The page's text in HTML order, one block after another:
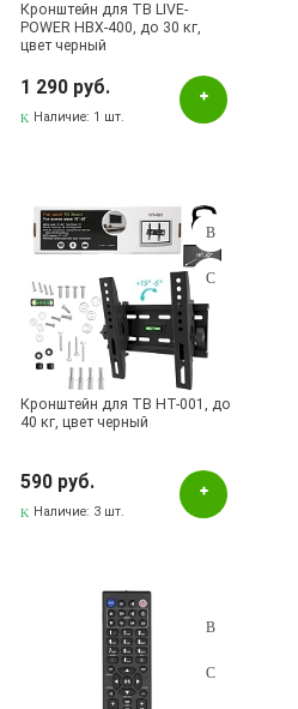
Кронштейн для ТВ LIVE-
POWER HBX-400, до 30 кг,
цвет черный
1 290 руб.
Наличие: 1 шт.
Кронштейн для ТВ HT-001, до
40 кг, цвет черный
590 руб.
Наличие: 3 шт.